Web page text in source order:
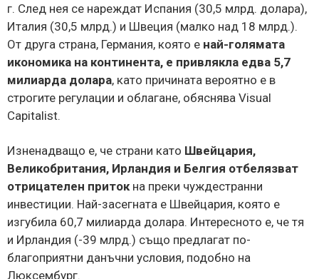
г. След нея се нареждат Испания (30,5 млрд. долара),
Италия (30,5 млрд.) и Швеция (малко над 18 млрд.).
От друга страна, Германия, която е най-голямата
икономика на континента, е привлякла едва 5,7
милиарда долара, като причината вероятно е в
строгите регулации и облагане, обяснява Visual
Capitalist.
Изненадващо е, че страни като Швейцария,
Великобритания, Ирландия и Белгия отбелязват
отрицателен приток на преки чуждестранни
инвестиции. Най-засегната е Швейцария, която е
изгубила 60,7 милиарда долара. Интересното е, че тя
и Ирландия (-39 млрд.) също предлагат по-
благоприятни данъчни условия, подобно на
Люксембург.